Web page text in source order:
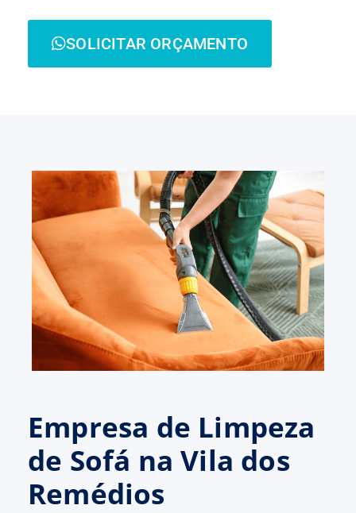
SOLICITAR ORÇAMENTO
Empresa de Limpeza
de Sofá na Vila dos
Remédios